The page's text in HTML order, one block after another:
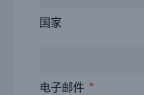
国家
电子邮件